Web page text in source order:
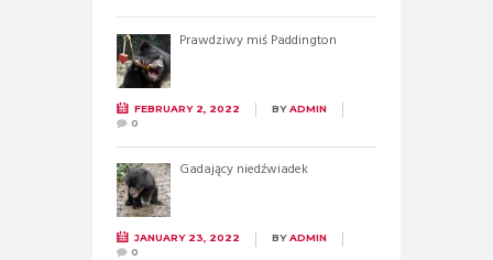
Prawdziwy miś Paddington
FEBRUARY 2, 2022 BYADMIN
0
Gadający niedźwiadek
JANUARY 23, 2022 BYADMIN
0